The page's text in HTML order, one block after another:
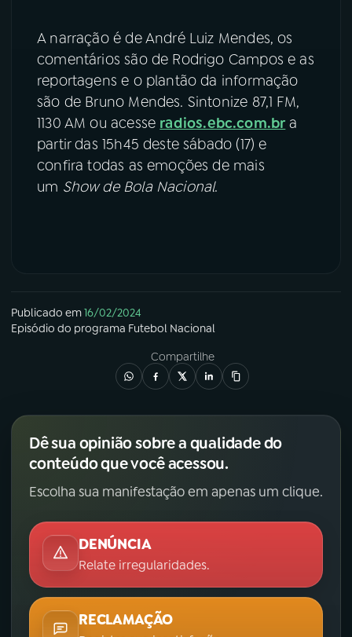
A narração é de André Luiz Mendes, os
comentários são de Rodrigo Campos e as
reportagens e o plantão da informação
são de Bruno Mendes. Sintonize 87,1 FM,
1130 AM ou acesse radios.ebc.com.br a
partir das 15h45 deste sábado (17) e
confira todas as emoções de mais
um Show de Bola Nacional.
Publicado em16/02/2024
Episódio do programa Futebol Nacional
Compartilhe
Dê sua opinião sobre a qualidade do
conteúdo que você acessou.
Escolha sua manifestação em apenas um clique.
DENÚNCIA
Relate irregularidades.
RECLAMAÇÃO